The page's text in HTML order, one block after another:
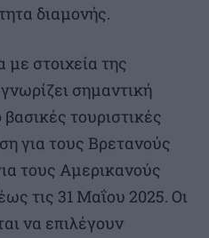
διαμονής.
στοιχεία της
σημαντική
τουριστικές
για τους Βρετανούς
τους Αμερικανούς
τις 31 Μαΐου 2025. Οι
να επιλέγουν